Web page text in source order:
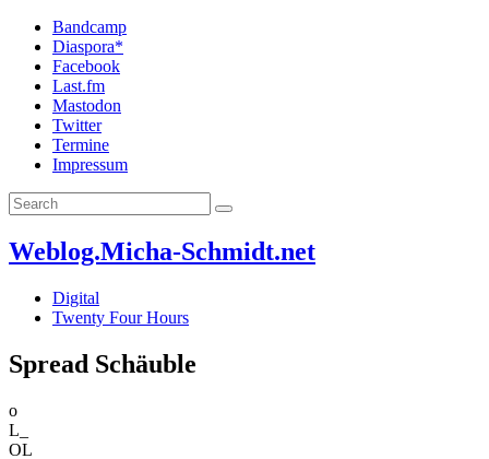
Bandcamp
Diaspora*
Facebook
Last.fm
Mastodon
Twitter
Termine
Impressum
Weblog.Micha-Schmidt.net
Digital
Twenty Four Hours
Spread Schäuble
o
L_
OL